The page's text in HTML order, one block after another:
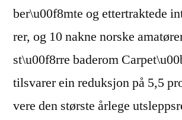
ber\u00f8mte og ettertraktede
rer, og 10 nakne norske
st\u00f8rre baderom
tilsvarer ein reduksjon på 5,5
vere den største årlege